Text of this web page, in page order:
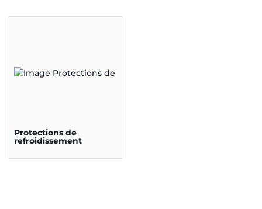
Protections de
refroidissement